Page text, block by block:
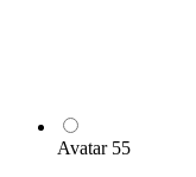
Avatar 55